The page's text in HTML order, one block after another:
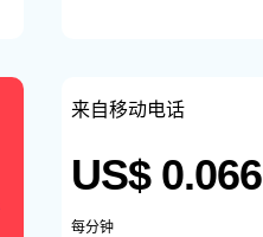
来自移动电话
US$ 0.066
每分钟